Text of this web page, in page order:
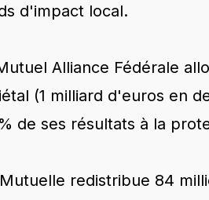
d'impact local.
Alliance Fédérale
(1 milliard d'euros en
de ses résultats à la
redistribue 84